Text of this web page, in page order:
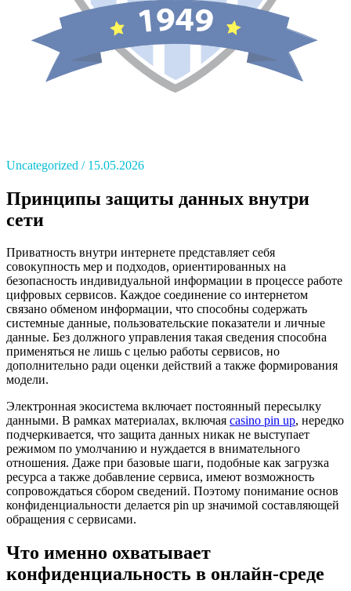
Uncategorized 15.05.2026
Принципы защиты данных внутри
сети
Приватность внутри интернете представляет себя
совокупность мер и подходов, ориентированных на
безопасность индивидуальной информации в процессе работе
цифровых сервисов. Каждое соединение со интернетом
связано обменом информации, что способны содержать
системные данные, пользовательские показатели и личные
данные. Без должного управления такая сведения способна
применяться не лишь с целью работы сервисов, но
дополнительно ради оценки действий а также формирования
модели.
Электронная экосистема включает постоянный пересылку
данными. В рамках материалах, включая casino pin up, нередко
подчеркивается, что защита данных никак не выступает
режимом по умолчанию и нуждается в внимательного
отношения. Даже при базовые шаги, подобные как загрузка
ресурса а также добавление сервиса, имеют возможность
сопровождаться сбором сведений. Поэтому понимание основ
конфиденциальности делается pin up значимой составляющей
обращения с сервисами.
Что именно охватывает
конфиденциальность в онлайн-среде